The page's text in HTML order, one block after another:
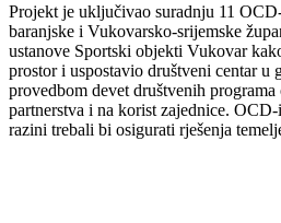
Projekt je uključivao suradnju 11
baranjske i Vukovarsko-srijemske
ustanove Sportski objekti Vukovar
prostor i uspostavio društveni centar u
provedbom devet društvenih
partnerstva i na korist zajednice.
razini trebali bi osigurati rješenja